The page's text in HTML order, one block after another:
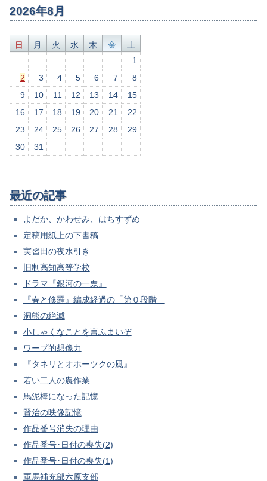
2026年8月
日 月 火 水 木 金
土
1
2
3 4 5 6 7
8
9
10 11 12 13 14
15
16
17 18 19 20 21
22
23
24 25 26 27 28
29
30
31
最近の記事
よだか、かわせみ、はちすずめ
定稿用紙上の下書稿
実習田の夜水引き
旧制高知高等学校
ドラマ『銀河の一票』
『春と修羅』編成経過の「第０段階」
洞熊の絶滅
小しゃくなことを言ふまいぞ
ワープ的想像力
『タネリとオホーツクの風』
若い二人の農作業
馬泥棒になった記憶
賢治の映像記憶
作品番号消失の理由
作品番号･日付の喪失(2)
作品番号･日付の喪失(1)
軍馬補充部六原支部